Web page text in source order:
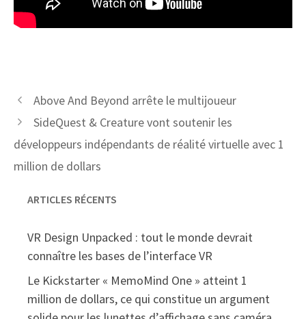
Above And Beyond arrête le multijoueur
SideQuest & Creature vont soutenir les
développeurs indépendants de réalité virtuelle avec 1
million de dollars
ARTICLES RÉCENTS
VR Design Unpacked : tout le monde devrait
connaître les bases de l’interface VR
Le Kickstarter « MemoMind One » atteint 1
million de dollars, ce qui constitue un argument